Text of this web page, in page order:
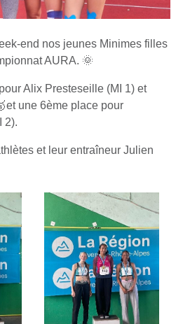
end nos jeunes Minimes filles
AURA. 🌞
Alix Presteseille (MI 1) et
une 6ème place pour
2).
et leur entraîneur Julien